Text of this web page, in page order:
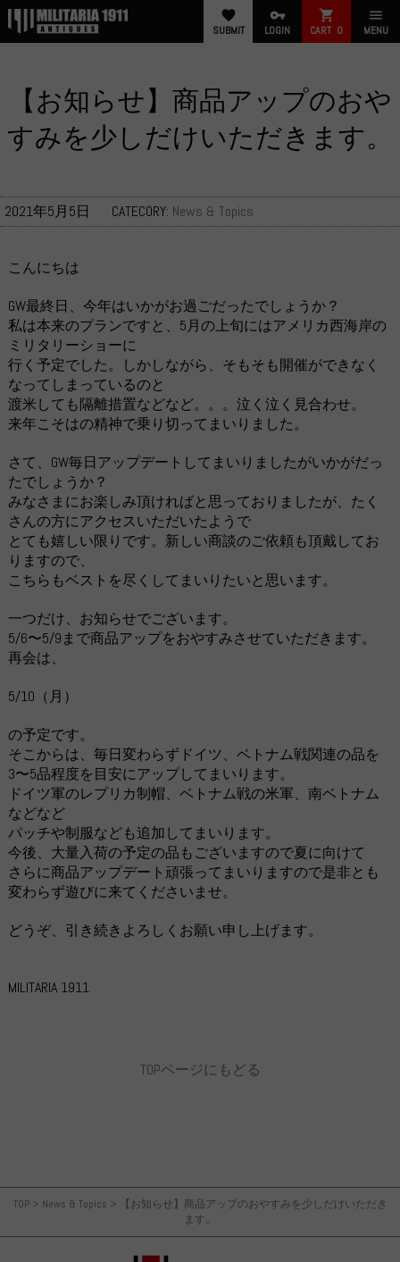
favorite
SUBMIT
vpn_key
LOGIN
shopping_cart
CART 0
menu
MENU
TOP> News & Topics >
【お知らせ】商品アップのおやすみを少しだけいただき
ます。
【お知らせ】商品アップのおや
すみを少しだけいただきます。
2021年5月5日 CATECORY: News & Topics
こんにちは
GW最終日、今年はいかがお過ごだったでしょうか？
私は本来のプランですと、5月の上旬にはアメリカ西海岸の
ミリタリーショーに
行く予定でした。しかしながら、そもそも開催ができなく
なってしまっているのと
渡米しても隔離措置などなど。。。泣く泣く見合わせ。
来年こそはの精神で乗り切ってまいりました。
さて、GW毎日アップデートしてまいりましたがいかがだっ
たでしょうか？
みなさまにお楽しみ頂ければと思っておりましたが、たく
さんの方にアクセスいただいたようで
とても嬉しい限りです。新しい商談のご依頼も頂戴してお
りますので、
こちらもベストを尽くしてまいりたいと思います。
一つだけ、お知らせでございます。
5/6〜5/9まで商品アップをおやすみさせていただきます。
再会は、
5/10（月）
の予定です。
そこからは、毎日変わらずドイツ、ベトナム戦関連の品を
3〜5品程度を目安にアップしてまいります。
ドイツ軍のレプリカ制帽、ベトナム戦の米軍、南ベトナム
などなど
パッチや制服なども追加してまいります。
今後、大量入荷の予定の品もございますので夏に向けて
さらに商品アップデート頑張ってまいりますので是非とも
変わらず遊びに来てくださいませ。
どうぞ、引き続きよろしくお願い申し上げます。
MILITARIA 1911
TOPページにもどる